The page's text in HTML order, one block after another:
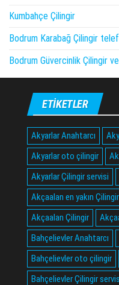
Kumbahçe Çilingir
Bodrum Karabağ Çilingir
Bodrum Güvercinlik Çilingir
ETIKETLER
Akyarlar Anahtarcı
Akyarlar oto çilingir
Akyarlar Çilingir servisi
Akçaalan en yakın Çilingir
Akçaalan Çilingir
Bahçelievler Anahtarcı
Bahçelievler oto çilingir
Bahçelievler Çilingir